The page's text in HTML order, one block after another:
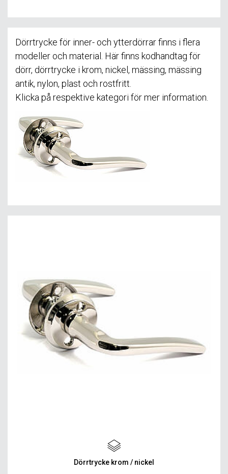
Dörrtrycke för inner- och ytterdörrar finns i flera
modeller och material. Här finns kodhandtag för
dörr, dörrtrycke i krom, nickel, mässing, mässing
antik, nylon, plast och rostfritt.
Klicka på respektive kategori för mer information.
Dörrtrycke krom / nickel